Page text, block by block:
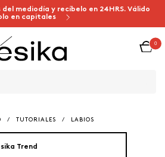
mediodía y recíbelo en 24HRS. Válido
en capitales
0
/ TUTORIALES / LABIOS